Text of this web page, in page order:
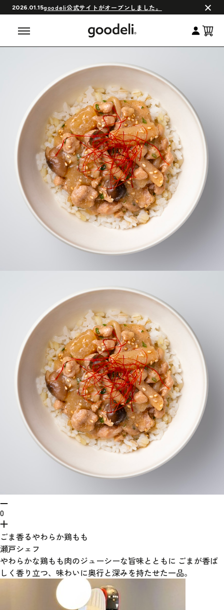
2026.01.15goodeli公式サイトがオープンしました。
会員制度について
0
ごま香るやわらか鶏もも
瀬戸シェフ
やわらかな鶏もも肉のジューシーな旨味とともに ごまが香ば
しく香り立つ、味わいに奥行と深みを持たせた一品。